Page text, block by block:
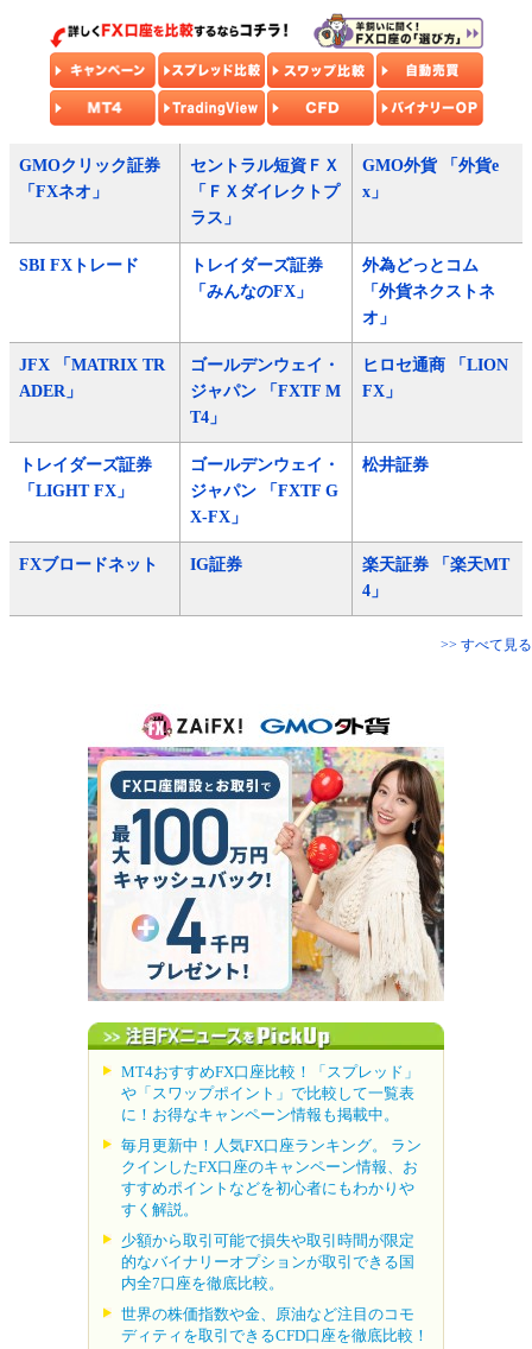
GMOクリック証券
「FXネオ」
セントラル短資ＦＸ
「ＦＸダイレクトプ
ラス」
GMO外貨 「外貨e
x」
SBI FXトレード
トレイダーズ証券
「みんなのFX」
外為どっとコム
「外貨ネクストネ
オ」
JFX 「MATRIX TR
ADER」
ゴールデンウェイ・
ジャパン 「FXTF M
T4」
ヒロセ通商 「LION
FX」
トレイダーズ証券
「LIGHT FX」
ゴールデンウェイ・
ジャパン 「FXTF G
X-FX」
松井証券
FXブロードネット IG証券
楽天証券 「楽天MT
4」
>> すべて見る
MT4おすすめFX口座比較！「スプレッド」
や「スワップポイント」で比較して一覧表
に！お得なキャンペーン情報も掲載中。
毎月更新中！人気FX口座ランキング。 ラン
クインしたFX口座のキャンペーン情報、お
すすめポイントなどを初心者にもわかりや
すく解説。
少額から取引可能で損失や取引時間が限定
的なバイナリーオプションが取引できる国
内全7口座を徹底比較。
世界の株価指数や金、原油など注目のコモ
ディティを取引できるCFD口座を徹底比較！